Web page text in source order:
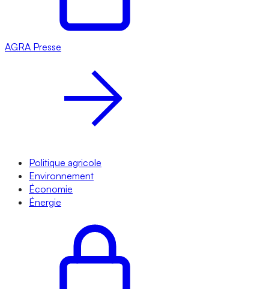
AGRA Presse
Politique agricole
Environnement
Économie
Énergie